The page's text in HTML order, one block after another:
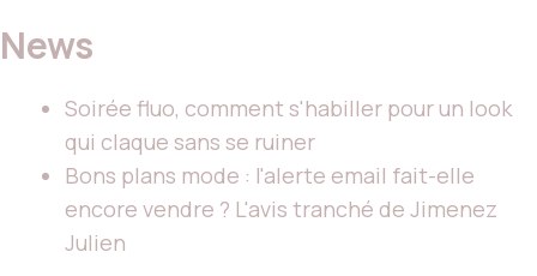
News
Soirée fluo, comment s'habiller pour un look
qui claque sans se ruiner
Bons plans mode : l'alerte email fait-elle
encore vendre ? L'avis tranché de Jimenez
Julien